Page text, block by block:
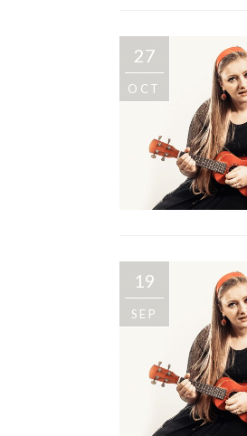
27
OCT
19
SEP